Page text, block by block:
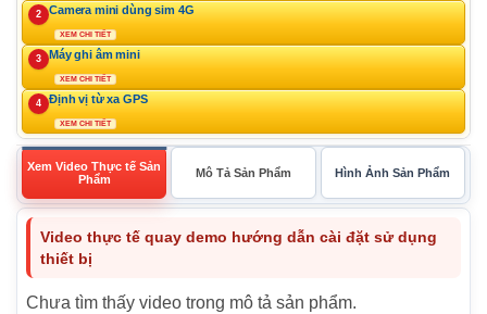
2 Camera mini dùng sim 4G
XEM CHI TIẾT
3 Máy ghi âm mini
XEM CHI TIẾT
4 Định vị từ xa GPS
XEM CHI TIẾT
Xem Video Thực tế Sản
Phẩm
Mô Tả Sản Phẩm Hình Ảnh Sản Phẩm
Video thực tế quay demo hướng dẫn cài đặt sử dụng
thiết bị
Chưa tìm thấy video trong mô tả sản phẩm.